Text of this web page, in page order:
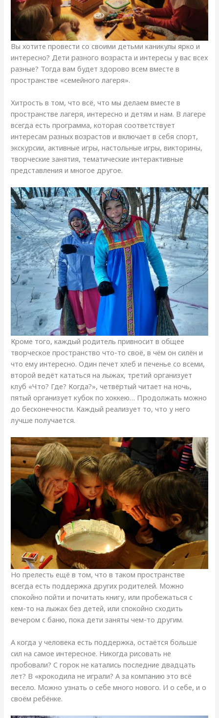
Вы хотите провести со своими детьми каникулы ярко и
интересно? Дети разного возраста и интересы у вас всех
разные? Тогда вам будет здорово всем вместе в
пространстве «семейного лагеря».
Хитрость в том, что всё, что мы делаем вместе в
пространстве лагеря, интересно и детям и нам. В лагере
всегда есть программа, которая соответствует
интересам разных возрастов и включает в себя спорт,
экскурсии, активные игры, настольные игры, викторины,
творческие занятия, тематические интерактивные
представления и многое другое.
Кроме того, каждый родитель привносит в общее
творческое пространство что-то своё, в чём он силён и
что ему интересно. Один печет хлеб и печенье со всеми,
второй ведёт кататься на лыжах, третий организует
клуб «Что? Где? Когда?», четвёртый читает на ночь,
пятый организует кубок по хоккею… Продолжать можно
до бесконечности. Каждый реализует то, что у него
лучше получается.
Но прелесть ещё в том, что в таком пространстве
всегда есть поддержка других родителей. Можно
спокойно пойти и почитать книгу, или пробежаться с
кем-то на лыжах без детей, или спокойно сходить
вечером с баню, пока дети заняты чем-то другим.
А когда у человека есть поддержка, остаётся больше
сил на самое интересное. Никогда рисовать не
пробовали? С горок не катались последние двадцать
лет? В «крокодила не играли? А за компанию это всё
весело. Можно узнать о себе много нового. И о себе, и о
своём ребёнке.